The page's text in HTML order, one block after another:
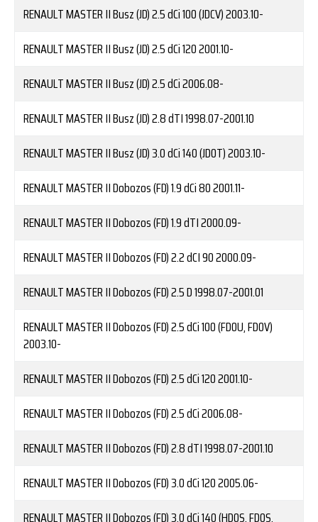
RENAULTMASTER II Busz (JD) 2.5 dCi 100 (JDCV)2003.10-
RENAULTMASTER II Busz (JD) 2.5 dCi 1202001.10-
RENAULTMASTER II Busz (JD) 2.5 dCi2006.08-
RENAULTMASTER II Busz (JD) 2.8 dTI1998.07-2001.10
RENAULTMASTER II Busz (JD) 3.0 dCi 140 (JD0T)2003.10-
RENAULTMASTER II Dobozos (FD) 1.9 dCi 802001.11-
RENAULTMASTER II Dobozos (FD) 1.9 dTI2000.09-
RENAULTMASTER II Dobozos (FD) 2.2 dCI 902000.09-
RENAULTMASTER II Dobozos (FD) 2.5 D1998.07-2001.01
RENAULTMASTER II Dobozos (FD) 2.5 dCi 100 (FD0U, FD0V)
2003.10-
RENAULTMASTER II Dobozos (FD) 2.5 dCi 1202001.10-
RENAULTMASTER II Dobozos (FD) 2.5 dCi2006.08-
RENAULTMASTER II Dobozos (FD) 2.8 dTI1998.07-2001.10
RENAULTMASTER II Dobozos (FD) 3.0 dCi 1202005.06-
RENAULTMASTER II Dobozos (FD) 3.0 dCi 140 (HD0S, FD0S,